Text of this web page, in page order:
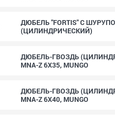
ДЮБЕЛЬ "FORTIS" С
(ЦИЛИНДРИЧЕСКИЙ)
ДЮБЕЛЬ-ГВОЗДЬ
MNA-Z 6X35, MUNGO
ДЮБЕЛЬ-ГВОЗДЬ
MNA-Z 6X40, MUNGO